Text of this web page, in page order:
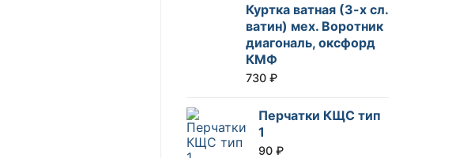
Куртка ватная (3-х сл.
ватин) мех. Воротник
диагональ, оксфорд
КМФ
730 ₽
Перчатки КЩС тип
1
90 ₽